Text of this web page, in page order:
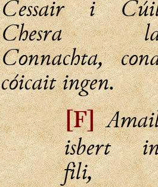
Cessair i
Chesra
Connachta,
cóicait ingen.
[F]
isbert
fili,